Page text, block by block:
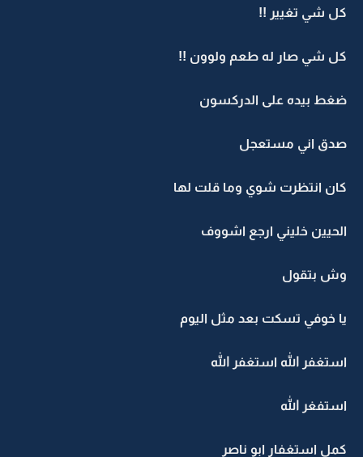
كل شي تغيير !!
كل شي صار له طعم ولوون !!
ضغط بيده على الدركسون
صدق اني مستعجل
كان انتظرت شوي وما قلت لها
الحيين خليني ارجع اشووف
وش بتقول
يا خوفي تسكت بعد مثل اليوم
استغفر الله استغفر الله
استفغر الله
كمل استغفار ابو ناصر